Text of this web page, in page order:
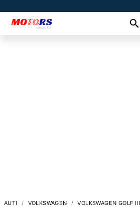
AUTI VOLKSWAGEN VOLKSWAGEN GOLF III